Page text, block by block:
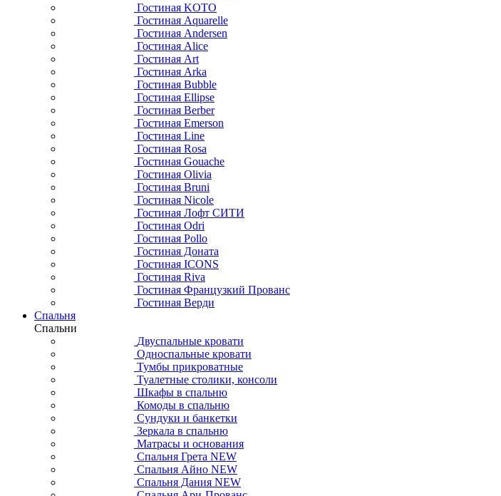
Гостиная KOTO
Гостиная Aquarelle
Гостиная Andersen
Гостиная Alice
Гостиная Art
Гостиная Arka
Гостиная Bubble
Гостиная Ellipse
Гостиная Berber
Гостиная Emerson
Гостиная Line
Гостиная Rosa
Гостиная Gouache
Гостиная Olivia
Гостиная Bruni
Гостиная Nicole
Гостиная Лофт СИТИ
Гостиная Odri
Гостиная Pollo
Гостиная Доната
Гостиная ICONS
Гостиная Riva
Гостиная Французкий Прованс
Гостиная Верди
Спальня
Спальни
Двуспальные кровати
Односпальные кровати
Тумбы прикроватные
Туалетные столики, консоли
Шкафы в спальню
Комоды в спальню
Сундуки и банкетки
Зеркала в спальню
Матрасы и основания
Спальня Грета NEW
Спальня Айно NEW
Спальня Дания NEW